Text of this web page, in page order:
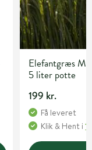
Elefantgræs
5 liter potte
199 kr.
Få leveret
Klik & Hent i